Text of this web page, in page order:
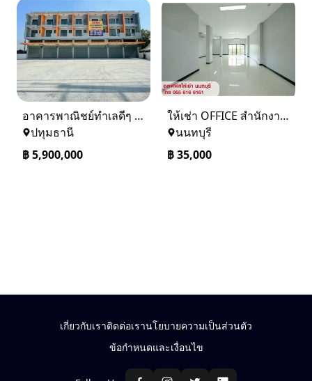
อาคารพาณิชย์ทำเลดีๆ หน้าติดถนน ด้านหลังแม่น้ำเจ้าพระยา
ปทุมธานี
฿5,900,000
ให้เช่า OFFICE สำนักงาน ออฟฟิศ สนามบินน้ำ นนทบุรี ใกล้ MRT
นนทบุรี
฿35,000
เกี่ยวกับเราติดต่อเรานโยบายความเป็นส่วนตัว
ข้อกำหนดและเงื่อนไข